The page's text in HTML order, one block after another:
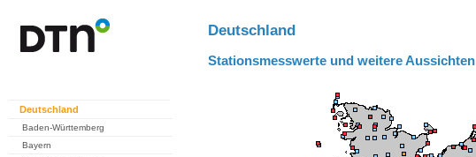
Deutschland
Baden-Württemberg
Bayern
Deutschland
Stationsmesswerte und weitere Aussichten